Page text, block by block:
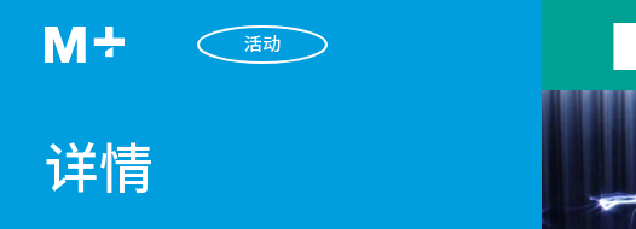
活动
详情